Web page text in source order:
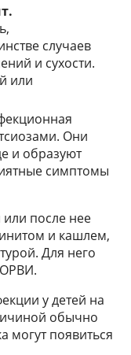
случаев
и сухости.
или
Они
и образуют
симптомы
после нее
и кашлем,
Для него
у детей на
обычно
могут появиться